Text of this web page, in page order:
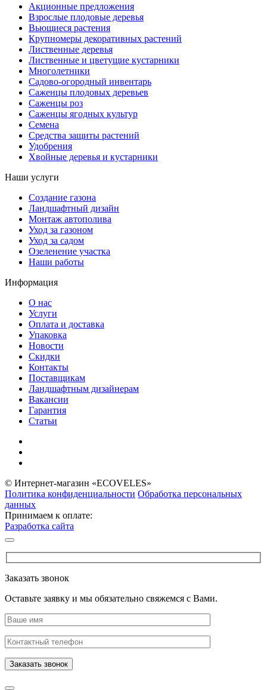
Акционные предложения
Взрослые плодовые деревья
Вьющиеся растения
Крупномеры декоративных растений
Лиственные деревья
Лиственные и цветущие кустарники
Многолетники
Садово-огородный инвентарь
Саженцы плодовых деревьев
Саженцы роз
Саженцы ягодных культур
Семена
Средства защиты растений
Удобрения
Хвойные деревья и кустарники
Наши услуги
Создание газона
Ландшафтный дизайн
Монтаж автополива
Уход за газоном
Уход за садом
Озеленение участка
Наши работы
Информация
О нас
Услуги
Оплата и доставка
Упаковка
Новости
Скидки
Контакты
Поставщикам
Ландшафтным дизайнерам
Вакансии
Гарантия
Статьи
© Интернет-магазин «ECOVELES»
Политика конфиденциальности Обработка персональных
данных
Принимаем к оплате:
Разработка сайта
Заказать звонок
Оставьте заявку и мы обязательно свяжемся с Вами.
Заказать звонок